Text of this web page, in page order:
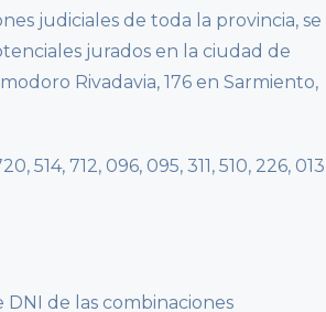
judiciales de toda la provincia, se
jurados en la ciudad de
Rivadavia, 176 en Sarmiento,
712, 096, 095, 311, 510, 226,
de las combinaciones